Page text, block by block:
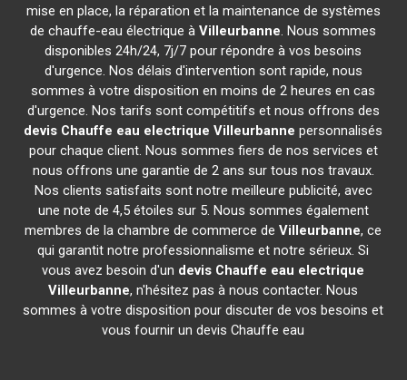
mise en place, la réparation et la maintenance de systèmes
de chauffe-eau électrique àVilleurbanne. Nous sommes
disponibles 24h/24, 7j/7 pour répondre à vos besoins
d'urgence. Nos délais d'intervention sont rapide, nous
sommes à votre disposition en moins de 2 heures en cas
d'urgence. Nos tarifs sont compétitifs et nous offrons des
devis Chauffe eau electrique Villeurbanne personnalisés
pour chaque client. Nous sommes fiers de nos services et
nous offrons une garantie de 2 ans sur tous nos travaux.
Nos clients satisfaits sont notre meilleure publicité, avec
une note de 4,5 étoiles sur 5. Nous sommes également
membres de la chambre de commerce deVilleurbanne, ce
qui garantit notre professionnalisme et notre sérieux. Si
vous avez besoin d'un devis Chauffe eau electrique
Villeurbanne, n'hésitez pas à nous contacter. Nous
sommes à votre disposition pour discuter de vos besoins et
vous fournir un devis Chauffe eau